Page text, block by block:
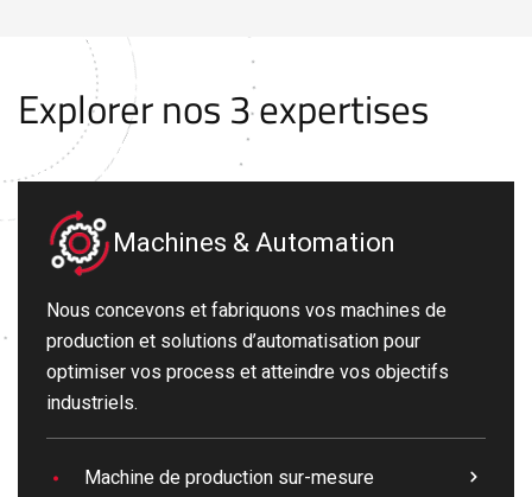
Explorer nos 3 expertises
Machines & Automation
Nous concevons et fabriquons vos machines de
production et solutions d’automatisation pour
optimiser vos process et atteindre vos objectifs
industriels.
Machine de production sur-mesure